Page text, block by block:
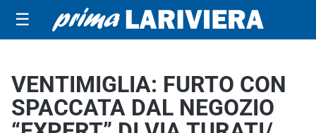
☰
VENTIMIGLIA: FURTO CON
SPACCATA DAL NEGOZIO